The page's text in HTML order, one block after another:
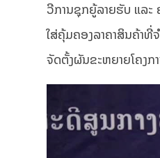
ວີການຊຸກຍູ້ລາຍຮັບ ແລະ
ໃສ່ຄຸ້ມຄອງລາຄາສິນຄ້າທີ່
ຈັດຕັ້ງຜັນຂະຫຍາຍໂຄງກ